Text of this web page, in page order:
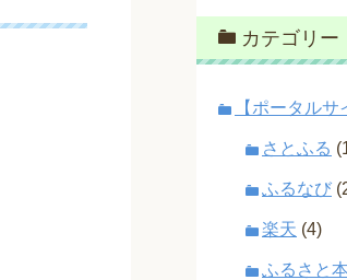
カテゴリー
【ポータルサ
さとふる
ふるなび
楽天 (4)
ふるさと